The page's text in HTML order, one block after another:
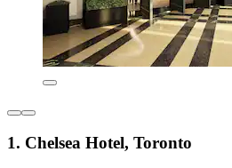
1. Chelsea Hotel, Toronto